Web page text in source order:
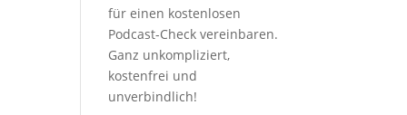
für einen kostenlosen
Podcast-Check vereinbaren.
Ganz unkompliziert,
kostenfrei und
unverbindlich!